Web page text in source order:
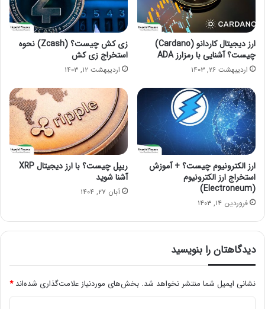
ارز دیجیتال کاردانو (Cardano)
چیست؟ آشنایی با رمزارز ADA
اردیبهشت ۲۶, ۱۴۰۳
زی کش چیست؟ (Zcash) نحوه
استخراج زی کش
اردیبهشت ۱۲, ۱۴۰۳
ارز الکترونیوم چیست؟ + آموزش
استخراج ارز الکترونیوم
(Electroneum)
فروردین ۱۴, ۱۴۰۳
ریپل چیست؟ با ارز دیجیتال XRP
آشنا شوید
آبان ۲۷, ۱۴۰۴
دیدگاهتان را بنویسید
نشانی ایمیل شما منتشر نخواهد شد. بخش‌های موردنیاز علامت‌گذاری شده‌اند*